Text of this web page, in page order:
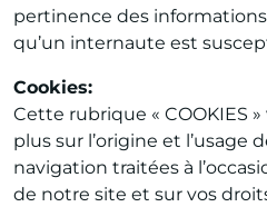
pertinence des
qu’un internaute est
Cookies:
Cette rubrique « COOKIES
plus sur l’origine et l’usage
navigation traitées à
de notre site et sur vos